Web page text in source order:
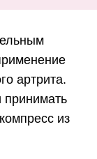
артрита.
принимать
из